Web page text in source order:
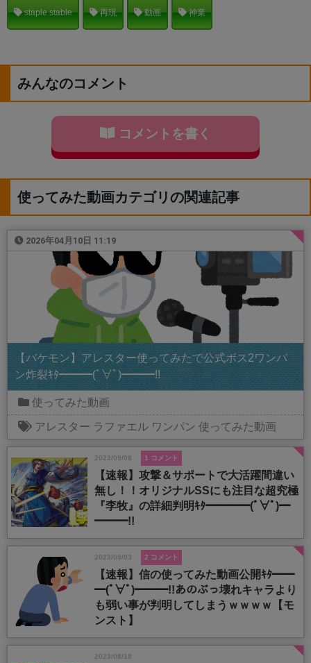
staple stable 再現 動画 神業
みんなのコメント
コメントを書く
使ってみた動画カテゴリの関連記事
2026年04月10日 11:19
【バケモン】アレスター使ってみたで公式ボス2ワンパ
ン炸裂ｷﾀ━━━(ﾟ∀ﾟ)━━━!!
使ってみた動画
アレスター ラファエル ワンパン 使ってみた動画
2023/09/08 1 コメント
【速報】攻撃＆サポートで大活躍間違い
無し！！オリジナルSSにも注目な超究極
『李牧』の詳細判明ｷﾀ━━━━(ﾟ∀ﾟ)━
━━━!!
2023/09/03 2 コメント
【速報】信の使ってみた動画公開ｷﾀ━━
━(ﾟ∀ﾟ)━━━!!あのぶっ壊れキャラより
も弱い事が判明してしまうｗｗｗｗ【モ
ンスト】
2023/08/18